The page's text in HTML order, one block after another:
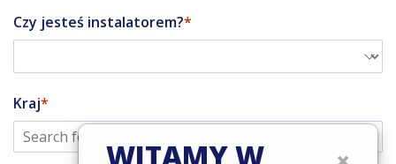
Czy jesteś instalatorem?
Kraj
WITAMY W